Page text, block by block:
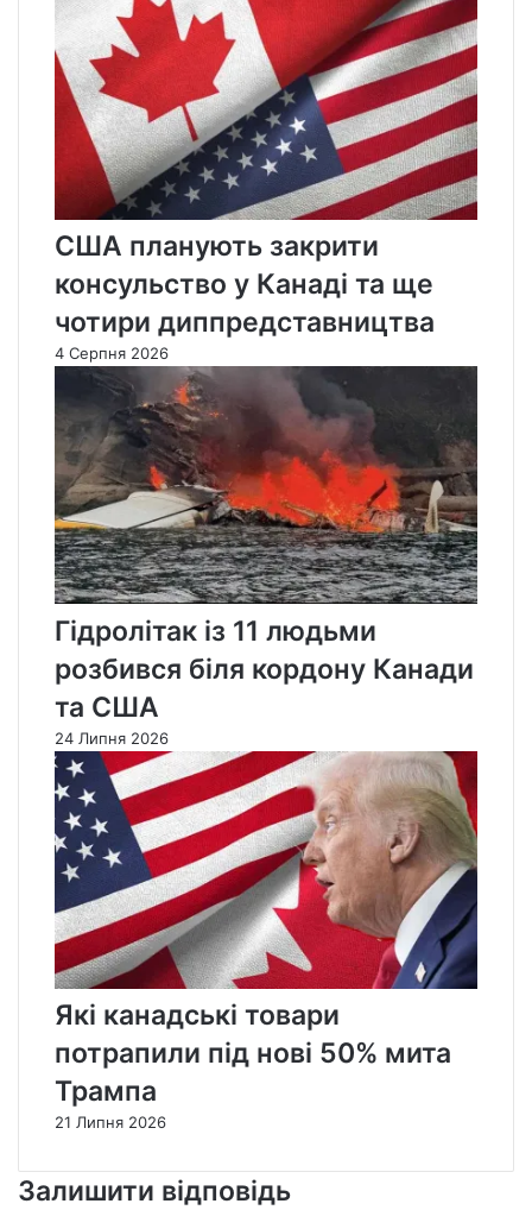
США планують закрити
консульство у Канаді та ще
чотири диппредставництва
4 Серпня 2026
Гідролітак із 11 людьми
розбився біля кордону Канади
та США
24 Липня 2026
Які канадські товари
потрапили під нові 50% мита
Трампа
21 Липня 2026
Залишити відповідь